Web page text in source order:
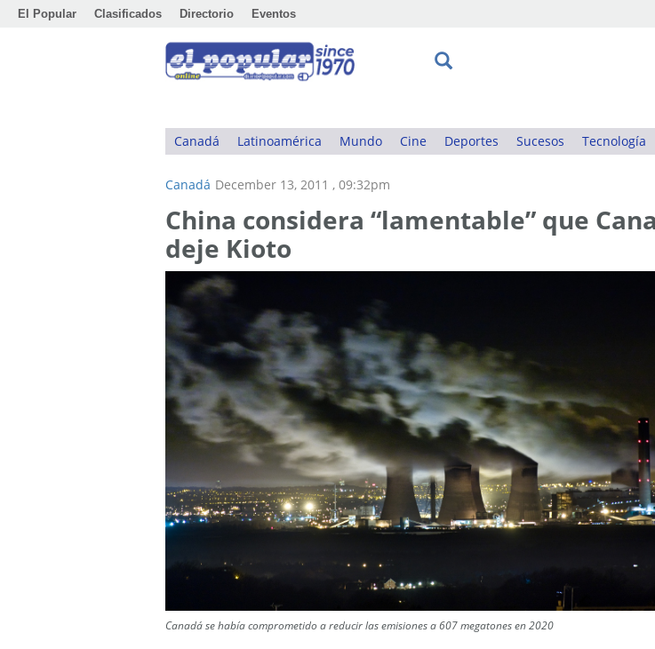
El Popular Clasificados Directorio Eventos
Canadá Latinoamérica Mundo Cine Deportes Sucesos Tecnología
Canadá December 13, 2011 , 09:32pm
China considera “lamentable” que
deje Kioto
Canadá se había comprometido a reducir las emisiones a 607 megatones en 2020